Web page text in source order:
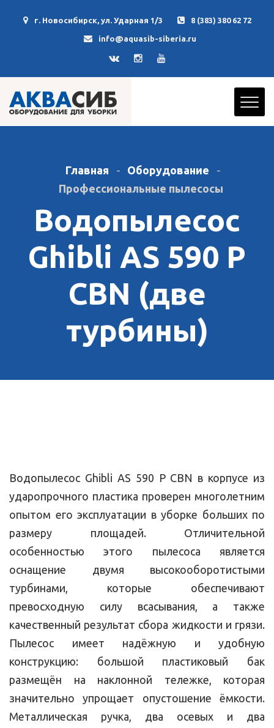
г. Новосибирск, ул. Ударная 1/3 8 (383) 380 62 72
info@aquasib-siberia.ru
Главная
Оборудование
Профессиональные пылесосы
Водопылесос
Ghibli AS 590 P
CBN (две
турбины)
Водопылесос Ghibli AS 590 P CBN в корпусе из
ударопрочного пластика проверен многолетним
опытом его эксплуатации в уборке больших по
размеру площадей. Отличительной
особенностью этого пылесоса является
оснащение двумя высокооборотистыми
турбинами, которые обеспечивают
превосходную силу всасывания, а также
качественный результат сбора жидкости и грязи.
Пылесос имеет надёжную и удобную
конструкцию: большой пластиковый бак
размещён на наклонной тележке, которая
значительно упрощает опустошение ёмкости.
Металлическая ручка, два осевых и два